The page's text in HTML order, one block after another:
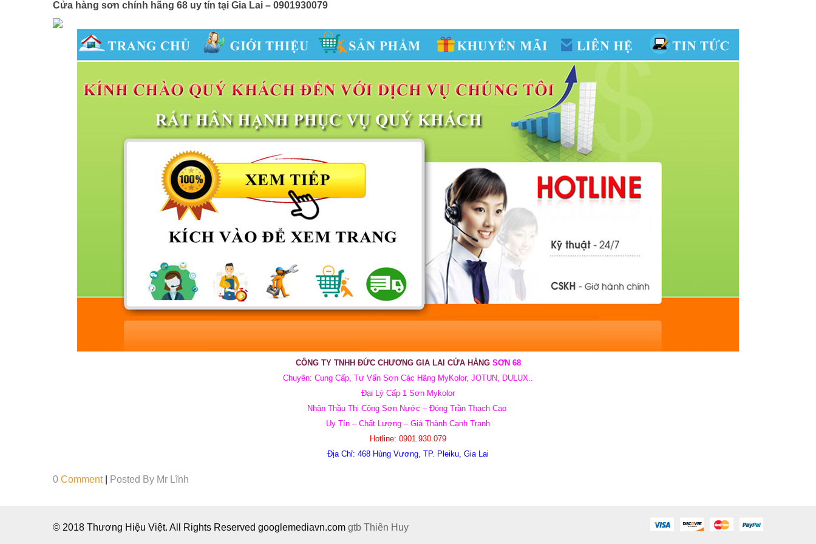
Cửa hàng sơn chính hãng 68 uy tín tại Gia Lai – 0901930079
CÔNG TY TNHH ĐỨC CHƯƠNG GIA LAI CỬA HÀNG SƠN 68
Chuyên: Cung Cấp, Tư Vấn Sơn Các Hãng MyKolor, JOTUN, DULUX..
Đại Lý Cấp 1 Sơn Mykolor
Nhận Thầu Thi Công Sơn Nước – Đóng Trần Thạch Cao
Uy Tín – Chất Lượng – Giá Thành Cạnh Tranh
Hotline: 0901.930.079
Địa Chỉ: 468 Hùng Vương, TP. Pleiku, Gia Lai
0 Comment Posted By Mr Lĩnh
© 2018 Thương Hiệu Việt. All Rights Reserved googlemediavn.com gtb Thiên Huy